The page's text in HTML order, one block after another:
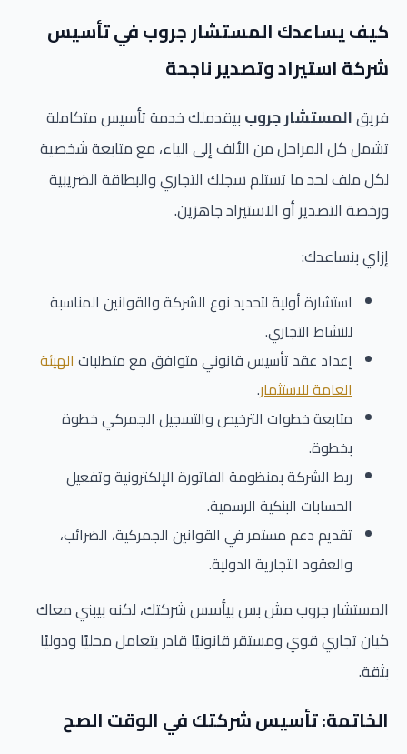
كيف يساعدك المستشار جروب في تأسيس
شركة استيراد وتصدير ناجحة
فريقالمستشار جروببيقدملك خدمة تأسيس متكاملة
تشمل كل المراحل من الألف إلى الياء، مع متابعة شخصية
لكل ملف لحد ما تستلم سجلك التجاري والبطاقة الضريبية
ورخصة التصدير أو الاستيراد جاهزين.
إزاي بنساعدك:
استشارة أولية لتحديد نوع الشركة والقوانين المناسبة
للنشاط التجاري.
إعداد عقد تأسيس قانوني متوافق مع متطلباتالهيئة
العامة للاستثمار.
متابعة خطوات الترخيص والتسجيل الجمركي خطوة
بخطوة.
ربط الشركة بمنظومة الفاتورة الإلكترونية وتفعيل
الحسابات البنكية الرسمية.
تقديم دعم مستمر في القوانين الجمركية، الضرائب،
والعقود التجارية الدولية.
المستشار جروب مش بس بيأسس شركتك، لكنه بيبني معاك
كيان تجاري قوي ومستقر قانونيًا قادر يتعامل محليًا ودوليًا
بثقة.
الخاتمة: تأسيس شركتك في الوقت الصح